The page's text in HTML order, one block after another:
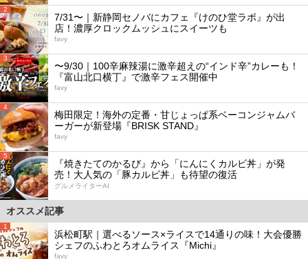
2
7/31〜｜新静岡セノバにカフェ『けのひ堂ラボ』が出
店！濃厚クロックムッシュにスイーツも
favy
3
〜9/30｜100辛麻辣湯に激辛超えの“インド辛”カレーも！
『富山北口横丁』で激辛フェス開催中
favy
4
梅田限定！海外の定番・甘じょっぱ系ベーコンジャムバ
ーガーが新登場『BRISK STAND』
favy
5
『焼きたてのかるび』から「にんにくカルビ丼」が発
売！大人気の「豚カルビ丼」も待望の復活
グルメライターAI
オススメ記事
1
浜松町駅｜選べるソース×ライスで14通りの味！大会優勝
シェフのふわとろオムライス『Michi』
favy